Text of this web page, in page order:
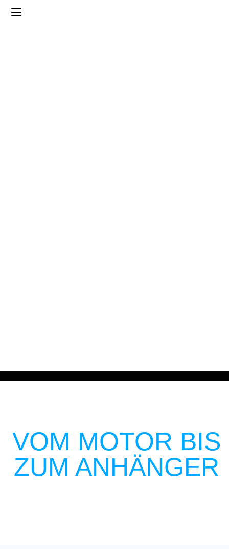
Dein Technik &
VOM MOTOR BIS
ZUM ANHÄNGER